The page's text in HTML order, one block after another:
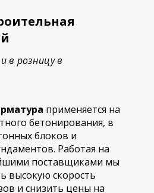
в розницу в
применяется на
бетонирования, в
блоков и
Работая на
поставщиками мы
высокую скорость
и снизить цены на